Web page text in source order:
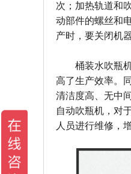
次；加热轨道和
动部件的螺丝和
产时，要关闭机
桶装水吹瓶
高了生产效率。
清洁度高、无中
自动吹瓶机，对
人员进行维修，